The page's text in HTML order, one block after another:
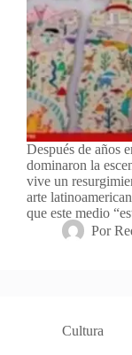
Después de años
dominaron la
vive un
arte
que este medio
Por
Cultura